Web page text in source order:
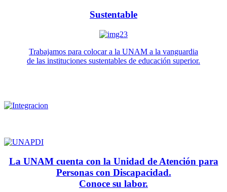
Sustentable
Trabajamos para colocar a la UNAM a la vanguardia
de las instituciones sustentables de educación superior.
La UNAM cuenta con la Unidad de Atención para
Personas con Discapacidad.
Conoce su labor.